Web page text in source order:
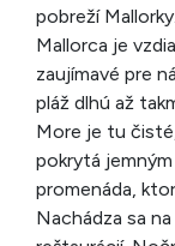
pobreží
Mallorca je
zaujímavé pre
pláž dlhú až
More je tu
pokrytá
promenáda,
Nachádza sa